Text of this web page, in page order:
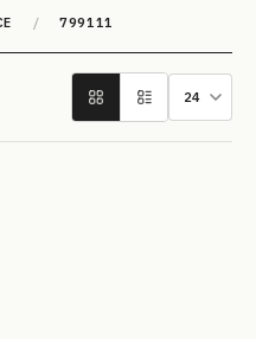
/ 799111
ai preferiti